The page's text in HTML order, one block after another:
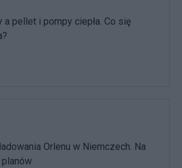
a pellet i pompy ciepła. Co się
Orlenu w Niemczech. Na